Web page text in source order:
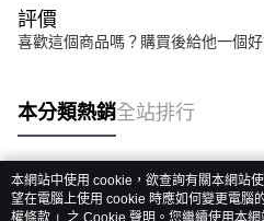
評價
喜歡這個商品嗎？購買後給他一個
本分類熱銷全站排行
熱門標籤
本網站中使用 cookie，欲查詢有關本網站
望在電腦上使用 cookie 時應如何變更電腦
權條款 」之 Cookie 聲明。您繼續使用本